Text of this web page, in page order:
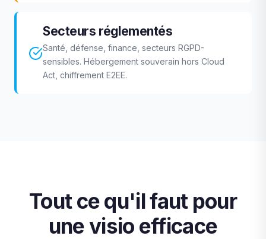
Secteurs réglementés
Santé, défense, finance, secteurs RGPD-
sensibles. Hébergement souverain hors Cloud
Act, chiffrement E2EE.
Tout ce qu'il faut pour
une visio efficace